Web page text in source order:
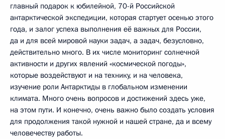
главный подарок к юбилейной, 70-й Российской
антарктической экспедиции, которая стартует осенью этого
года, и залог успеха выполнения её важных для России,
да и для всей мировой науки задач, а задач, безусловно,
действительно много. В их числе мониторинг солнечной
активности и других явлений «космической погоды»,
которые воздействуют и на технику, и на человека,
изучение роли Антарктиды в глобальном изменении
климата. Много очень вопросов и достижений здесь уже,
на этом пути. И конечно, очень важно было создать условия
для продолжения такой нужной и нашей стране, да и всему
человечеству работы.